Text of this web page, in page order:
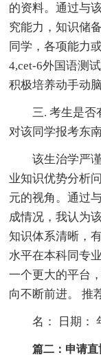
的资料。通过与
究能力，知识储
同学，各项能力
4,cet-6外国语测
积极培养动手动脑
三. 考生是否有
对该同学报考东
该生治学严谨
业知识优势分析
元的视角。通过
成情况，我认为
知识体系清晰，
水平在本科同专
一个更大的平台
向不断前进。 推
名： 日期：
篇二：申请